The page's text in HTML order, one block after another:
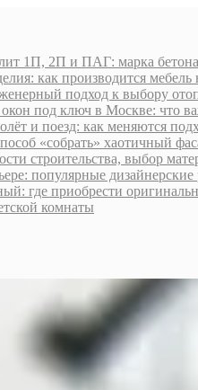
1П, 2П и ПАГ: марка
как производится мебель
подход к выбору
под ключ в Москве: что
и поезд: как меняются
«собрать» хаотичный
строительства, выбор
популярные
где приобрести
комнаты